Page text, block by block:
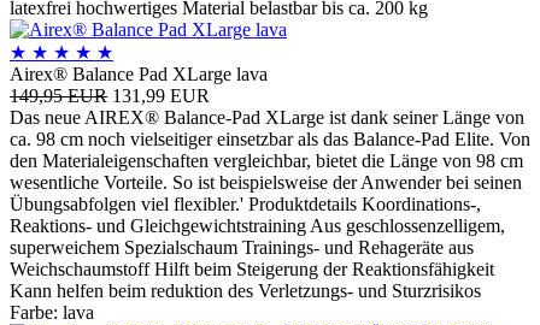
latexfrei hochwertiges Material belastbar bis ca. 200 kg
★ ★ ★ ★ ★
Airex® Balance Pad XLarge lava
149,95 EUR 131,99 EUR
Das neue AIREX® Balance-Pad XLarge ist dank seiner Länge von
ca. 98 cm noch vielseitiger einsetzbar als das Balance-Pad Elite. Von
den Materialeigenschaften vergleichbar, bietet die Länge von 98 cm
wesentliche Vorteile. So ist beispielsweise der Anwender bei seinen
Übungsabfolgen viel flexibler.' Produktdetails Koordinations-,
Reaktions- und Gleichgewichtstraining Aus geschlossenzelligem,
superweichem Spezialschaum Trainings- und Rehageräte aus
Weichschaumstoff Hilft beim Steigerung der Reaktionsfähigkeit
Kann helfen beim reduktion des Verletzungs- und Sturzrisikos
Farbe: lava